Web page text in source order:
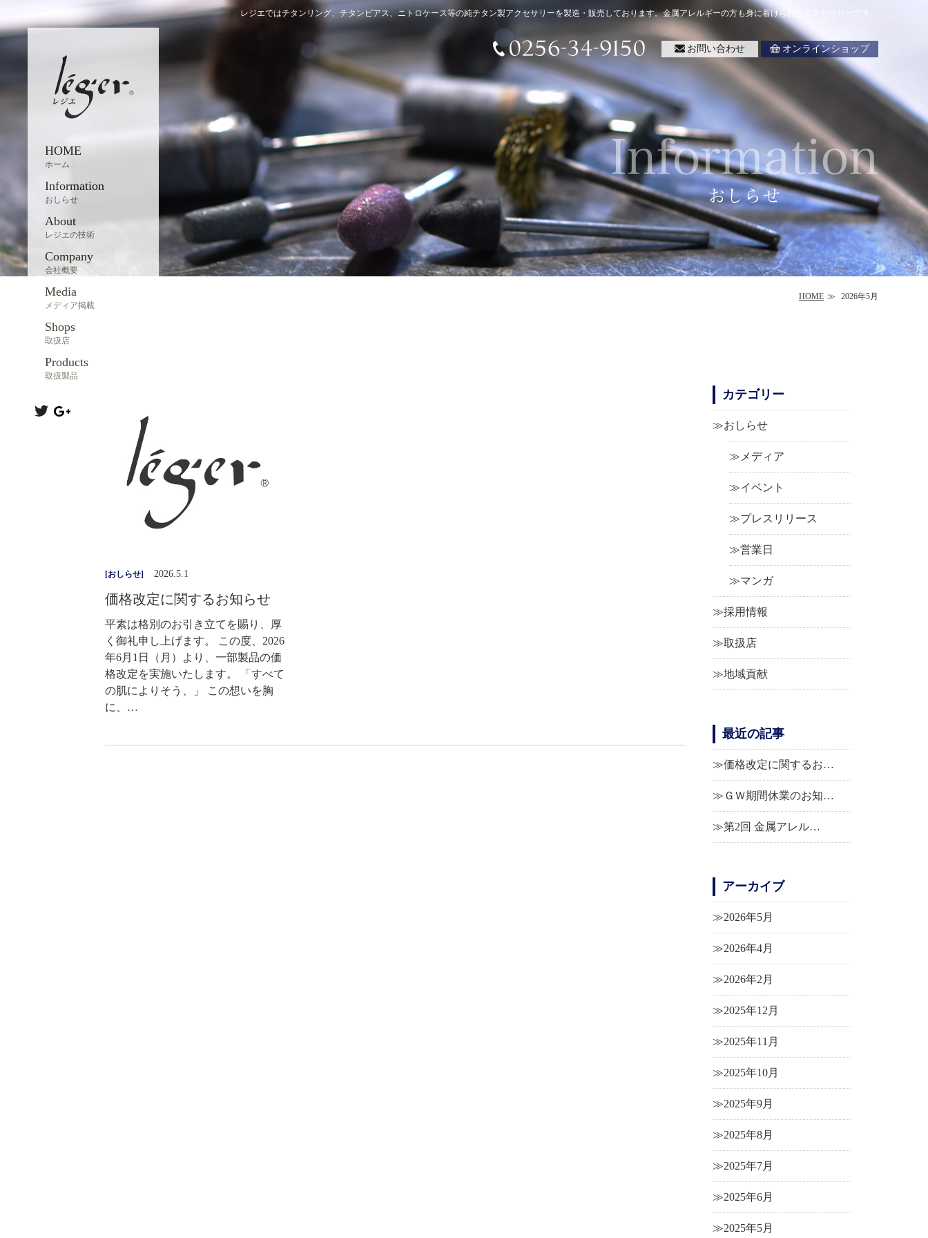
レジエではチタンリング、チタンピアス、ニトロケース等の純チタン製アクセサリーを製造・販売しております。金属アレルギーの方も身に着けられるアクセサリーです。
お問い合わせ オンラインショップ
HOME
ホーム
Information
おしらせ
About
レジエの技術
Company
会社概要
Media
メディア掲載
Shops
取扱店
Products
取扱製品
HOME 2026年5月
[おしらせ] 2026.5.1
価格改定に関するお知らせ
平素は格別のお引き立てを賜り、厚
く御礼申し上げます。 この度、2026
年6月1日（月）より、一部製品の価
格改定を実施いたします。 「すべて
の肌によりそう、」 この想いを胸
に、…
カテゴリー
おしらせ
メディア
イベント
プレスリリース
営業日
マンガ
採用情報
取扱店
地域貢献
最近の記事
価格改定に関するお…
ＧＷ期間休業のお知…
第2回 金属アレル…
アーカイブ
2026年5月
2026年4月
2026年2月
2025年12月
2025年11月
2025年10月
2025年9月
2025年8月
2025年7月
2025年6月
2025年5月